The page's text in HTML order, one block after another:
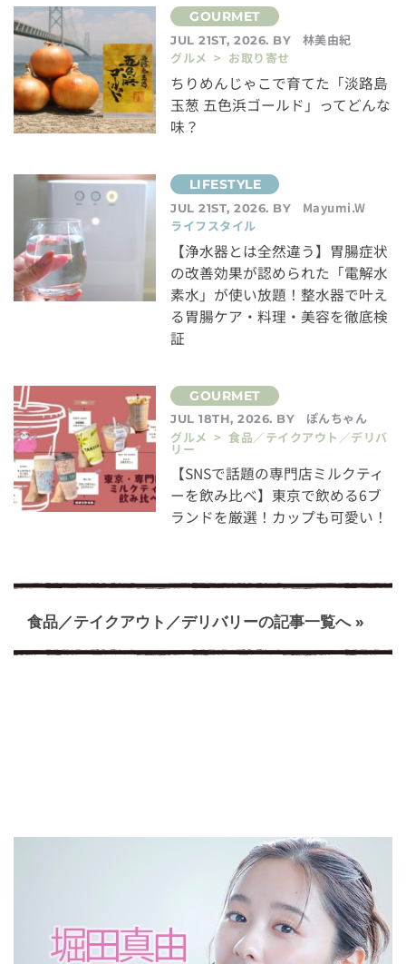
JUL 21ST, 2026. BY
林美由紀
グルメ > お取り寄せ
ちりめんじゃこで育てた「淡路島
玉葱 五色浜ゴールド」ってどんな
味？
JUL 21ST, 2026. BY
Mayumi.W
ライフスタイル
【浄水器とは全然違う】胃腸症状
の改善効果が認められた「電解水
素水」が使い放題！整水器で叶え
る胃腸ケア・料理・美容を徹底検
証
JUL 18TH, 2026. BY
ぽんちゃん
グルメ > 食品／テイクアウト／デリバ
リー
【SNSで話題の専門店ミルクティ
ーを飲み比べ】東京で飲める6ブ
ランドを厳選！カップも可愛い！
食品／テイクアウト／デリバリーの記事一覧へ »